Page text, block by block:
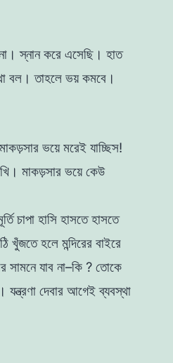
।স্নানকরে এসেছি । হাত
বল ।তাহলে ভয়কমবে ।
মাকড়সার ভয়েমরেই যাচ্ছিস!
। মাকড়সার ভয়েকেউ
চাপা হাসি হাসতেহাসতে
খুঁজতেহলে মন্দিরের বাইরে
সামনেযাব না–কি ? তােকে
। যন্ত্রণা দেবার আগেইব্যবস্থা